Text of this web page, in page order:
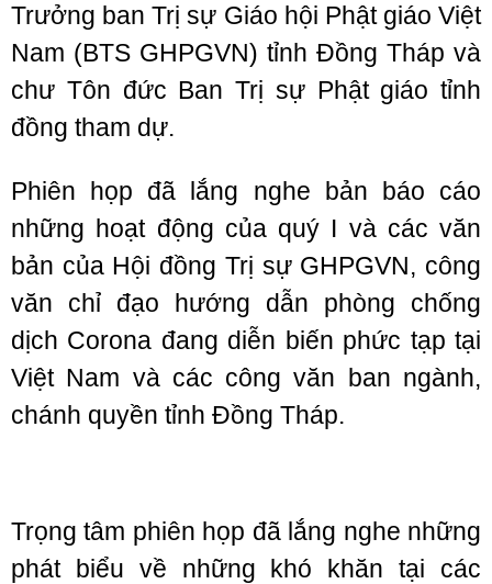
Trưởng ban Trị sự Giáo hội Phật giáo Việt
Nam (BTS GHPGVN) tỉnh Đồng Tháp và
chư Tôn đức Ban Trị sự Phật giáo tỉnh
đồng tham dự.
Phiên họp đã lắng nghe bản báo cáo
những hoạt động của quý I và các văn
bản của Hội đồng Trị sự GHPGVN, công
văn chỉ đạo hướng dẫn phòng chống
dịch Corona đang diễn biến phức tạp tại
Việt Nam và các công văn ban ngành,
chánh quyền tỉnh Đồng Tháp.
Trọng tâm phiên họp đã lắng nghe những
phát biểu về những khó khăn tại các